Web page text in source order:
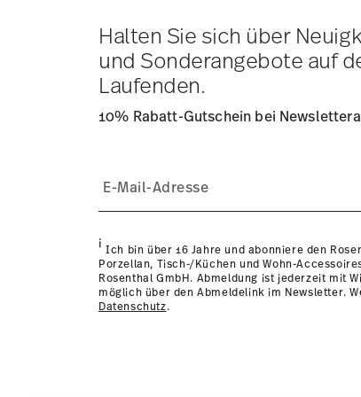
Lieferzeit innerhalb Deutschlands:
3-5
andere Länderhier einsehen.
Retouren:Für Retouren nutzen Sie bitte unseren
Halten Sie sich über
und Sonderangebote auf
Laufenden.
10% Rabatt-Gutschein bei
i Ich bin über 16 Jahre und abonniere den
Porzellan, Tisch-/Küchen und Wohn-
Rosenthal GmbH. Abmeldung ist jederzeit mit
möglich über den Abmeldelink im Newsletter.
Datenschutz.